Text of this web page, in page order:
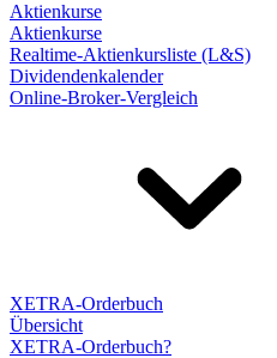
Aktienkurse
Aktienkurse
Realtime-Aktienkursliste (L&S)
Dividendenkalender
Online-Broker-Vergleich
XETRA-Orderbuch
Übersicht
XETRA-Orderbuch?